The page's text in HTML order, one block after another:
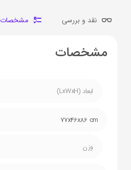
نقد و بررسی مشخصات
مشخصات
ابعاد (LxWxH)
77x46x86 cm
وزن